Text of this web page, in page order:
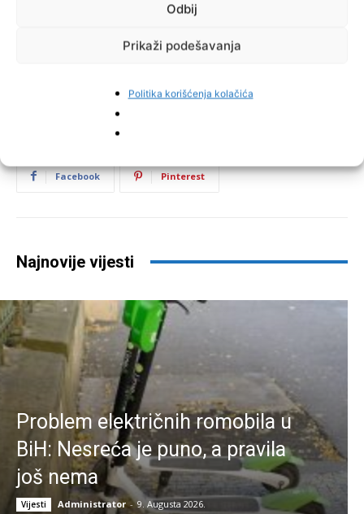
Odbij
Prikaži podešavanja
Politika korišćenja kolačića
Facebook Pinterest
Najnovije vijesti
Problem električnih romobila u
BiH: Nesreća je puno, a pravila
još nema
Vijesti Administrator - 9. Augusta 2026.